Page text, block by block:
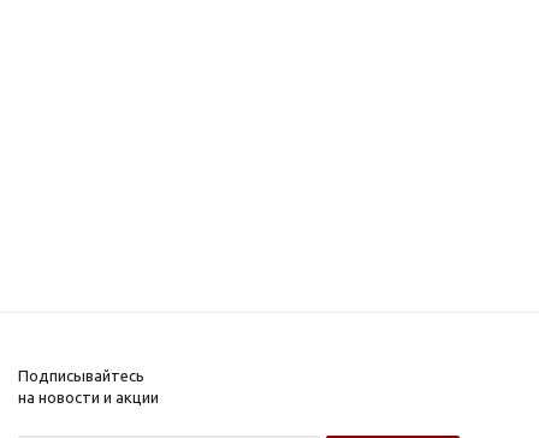
Подписывайтесь
на новости и акции